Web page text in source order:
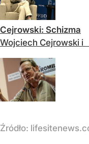
Cejrowski: Schizma
Wojciech Cejrowski i
Źródło: